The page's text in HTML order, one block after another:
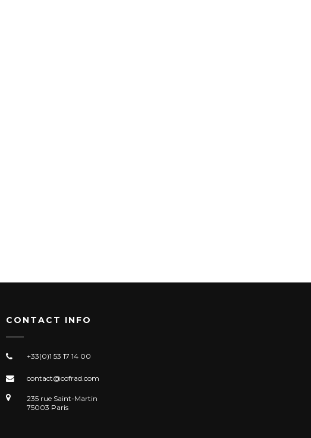
CONTACT INFO
+33(0)1 53 17 14 00
contact@cofrad.com
235 rue Saint-Martin
75003 Paris